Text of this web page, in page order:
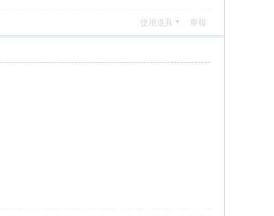
使用道具 舉報